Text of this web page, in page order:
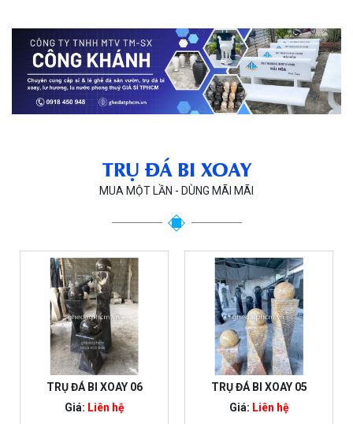
TRỤ ĐÁ BI XOAY
MUA MỘT LẦN - DÙNG MÃI MÃI
TRỤ ĐÁ BI XOAY 06
Giá: Liên hệ
TRỤ ĐÁ BI XOAY 05
Giá: Liên hệ